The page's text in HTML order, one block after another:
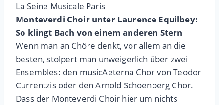
La Seine Musicale Paris
Monteverdi Choir unter Laurence Equilbey:
So klingt Bach von einem anderen Stern
Wenn man an Chöre denkt, vor allem an die
besten, stolpert man unweigerlich über zwei
Ensembles: den musicAeterna Chor von Teodor
Currentzis oder den Arnold Schoenberg Chor.
Dass der Monteverdi Choir hier um nichts